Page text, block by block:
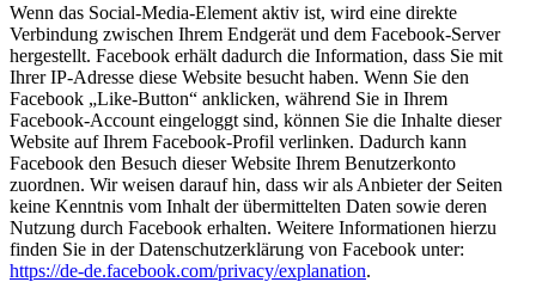
Wenn das Social-Media-Element aktiv ist, wird eine direkte
Verbindung zwischen Ihrem Endgerät und dem Facebook-Server
hergestellt. Facebook erhält dadurch die Information, dass Sie mit
Ihrer IP-Adresse diese Website besucht haben. Wenn Sie den
Facebook „Like-Button“ anklicken, während Sie in Ihrem
Facebook-Account eingeloggt sind, können Sie die Inhalte dieser
Website auf Ihrem Facebook-Profil verlinken. Dadurch kann
Facebook den Besuch dieser Website Ihrem Benutzerkonto
zuordnen. Wir weisen darauf hin, dass wir als Anbieter der Seiten
keine Kenntnis vom Inhalt der übermittelten Daten sowie deren
Nutzung durch Facebook erhalten. Weitere Informationen hierzu
finden Sie in der Datenschutzerklärung von Facebook unter:
https://de-de.facebook.com/privacy/explanation.